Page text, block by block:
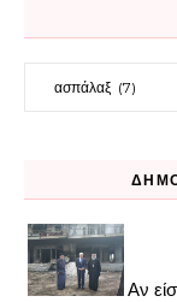
Kατηγορίες
Αν